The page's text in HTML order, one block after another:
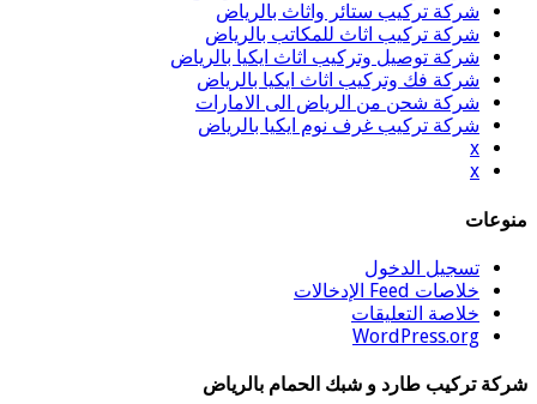
شركة تركيب ستائر واثاث بالرياض
شركة تركيب اثاث للمكاتب بالرياض
شركة توصيل وتركيب اثاث ايكيا بالرياض
شركة فك وتركيب اثاث ايكيا بالرياض
شركة شحن من الرياض الى الامارات
شركة تركيب غرف نوم ايكيا بالرياض
x
x
منوعات
تسجيل الدخول
خلاصات Feed الإدخالات
خلاصة التعليقات
WordPress.org
شركة تركيب طارد و شبك الحمام بالرياض